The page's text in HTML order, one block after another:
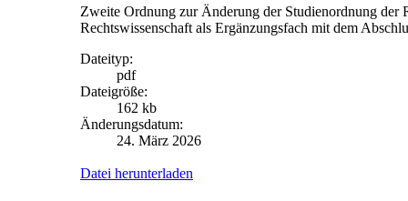
Zweite Ordnung zur Änderung der Studienordnung der
Rechtswissenschaft als Ergänzungsfach mit dem
Dateityp:
pdf
Dateigröße:
162 kb
Änderungsdatum:
24. März 2026
Datei herunterladen